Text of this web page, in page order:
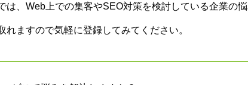
は、Web上での集客やSEO対策を検討している企業の
れますので気軽に登録してみてください。